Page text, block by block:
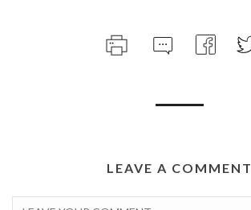
LEAVE A COMMENT